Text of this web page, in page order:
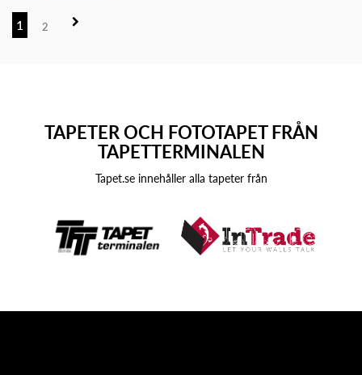
1 2
TAPETER OCH FOTOTAPET FRÅN
TAPETTERMINALEN
Tapet.se innehåller alla tapeter från